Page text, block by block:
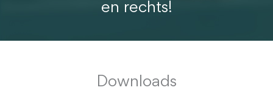
en rechts!
Downloads